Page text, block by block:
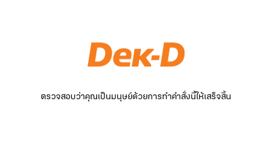
ตรวจสอบว่าคุณเป็นมนุษย์ด้วยการทำคำสั่งนี้ให้เสร็จสิ้น